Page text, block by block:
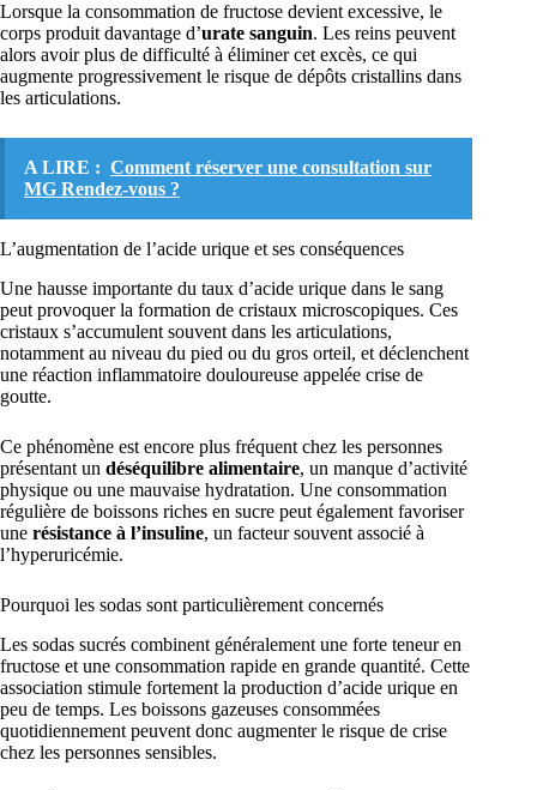
Lorsque la consommation de fructose devient excessive, le
corps produit davantage d’urate sanguin. Les reins peuvent
alors avoir plus de difficulté à éliminer cet excès, ce qui
augmente progressivement le risque de dépôts cristallins dans
les articulations.
A LIRE : Comment réserver une consultation sur
MG Rendez-vous ?
L’augmentation de l’acide urique et ses conséquences
Une hausse importante du taux d’acide urique dans le sang
peut provoquer la formation de cristaux microscopiques. Ces
cristaux s’accumulent souvent dans les articulations,
notamment au niveau du pied ou du gros orteil, et déclenchent
une réaction inflammatoire douloureuse appelée crise de
goutte.
Ce phénomène est encore plus fréquent chez les personnes
présentant un déséquilibre alimentaire, un manque d’activité
physique ou une mauvaise hydratation. Une consommation
régulière de boissons riches en sucre peut également favoriser
une résistance à l’insuline, un facteur souvent associé à
l’hyperuricémie.
Pourquoi les sodas sont particulièrement concernés
Les sodas sucrés combinent généralement une forte teneur en
fructose et une consommation rapide en grande quantité. Cette
association stimule fortement la production d’acide urique en
peu de temps. Les boissons gazeuses consommées
quotidiennement peuvent donc augmenter le risque de crise
chez les personnes sensibles.